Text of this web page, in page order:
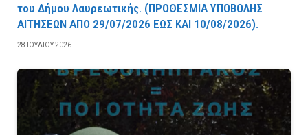
του Δήμου Λαυρεωτικής. (ΠPOΘEΣMIA YΠOBOΛHΣ
AITHΣEΩN AΠO 29/07/2026 EΩΣ KAI 10/08/2026).
28 ΙΟΥΛΊΟΥ 2026